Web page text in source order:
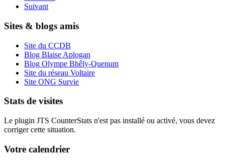
Suivant
Sites & blogs amis
Site du CCDB
Blog Blaise Aplogan
Blog Olympe Bhêly-Quenum
Site du réseau Voltaire
Site ONG Survie
Stats de visites
Le plugin JTS CounterStats n'est pas installé ou activé, vous devez
corriger cette situation.
Votre calendrier